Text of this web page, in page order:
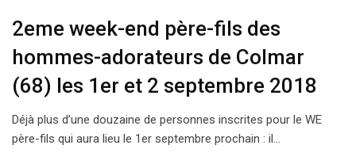
2eme week-end père-fils des
hommes-adorateurs de Colmar
(68) les 1er et 2 septembre 2018
Déjà plus d’une douzaine de personnes inscrites pour le WE
père-fils qui aura lieu le 1er septembre prochain : il…